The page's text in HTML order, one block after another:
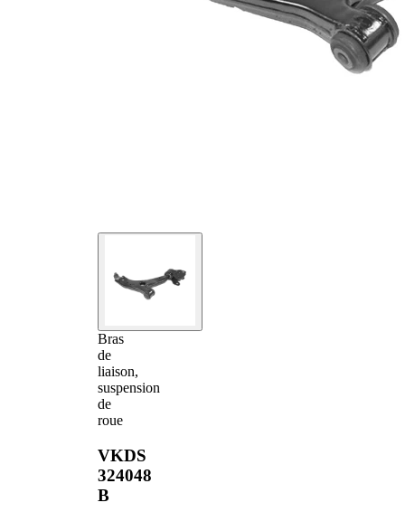
Bras
de
liaison,
suspension
de
roue
VKDS
324048
B